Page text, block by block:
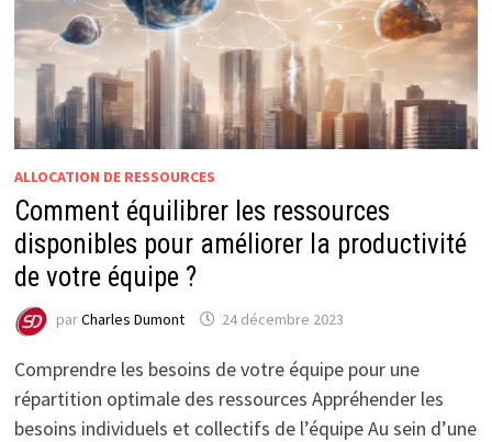
ALLOCATION DE RESSOURCES
Comment équilibrer les ressources
disponibles pour améliorer la productivité
de votre équipe ?
parCharles Dumont 24 décembre 2023
Comprendre les besoins de votre équipe pour une
répartition optimale des ressources Appréhender les
besoins individuels et collectifs de l’équipe Au sein d’une